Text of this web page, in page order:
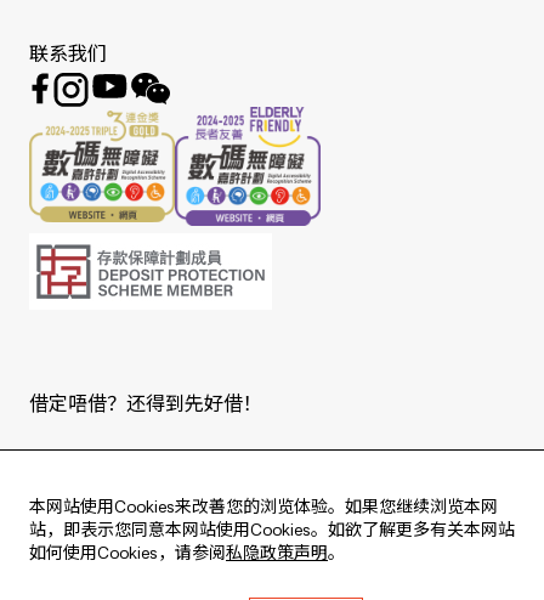
本网站使用Cookies来改善您的浏览体验。如果您继续浏览本网
站，即表示您同意本网站使用Cookies。如欲了解更多有关本网站
如何使用Cookies，请参阅 私隐政策声明。
联系我们
借定唔借？还得到先好借！